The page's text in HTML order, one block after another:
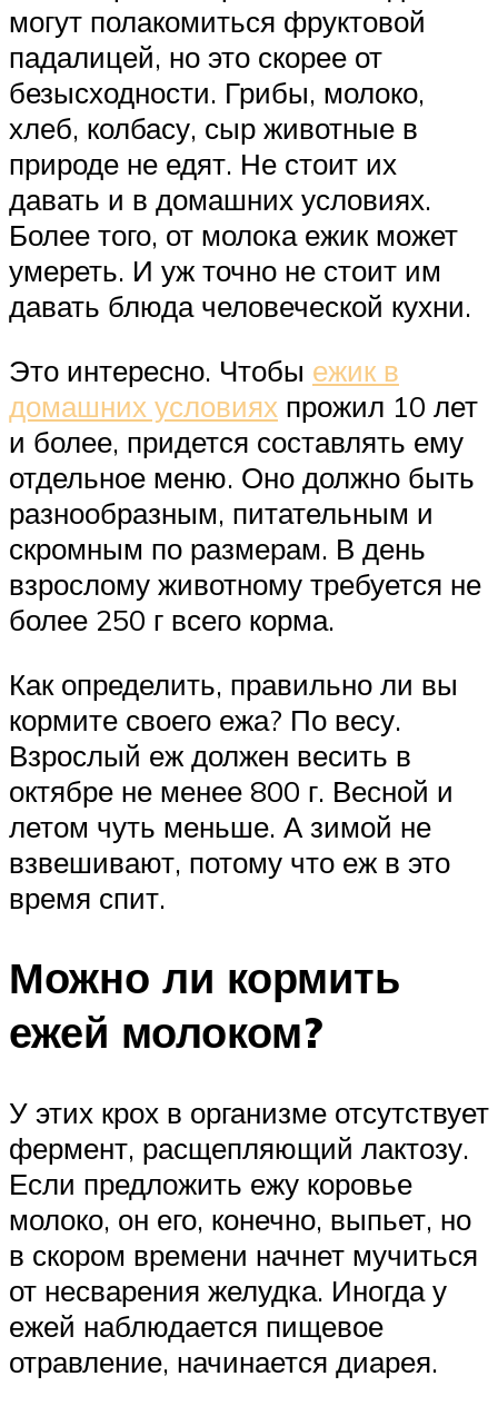
могут полакомиться фруктовой
падалицей, но это скорее от
безысходности. Грибы, молоко,
хлеб, колбасу, сыр животные в
природе не едят. Не стоит их
давать и в домашних условиях.
Более того, от молока ежик может
умереть. И уж точно не стоит им
давать блюда человеческой кухни.
Это интересно. Чтобы ежик в
домашних условиях прожил 10 лет
и более, придется составлять ему
отдельное меню. Оно должно быть
разнообразным, питательным и
скромным по размерам. В день
взрослому животному требуется не
более 250 г всего корма.
Как определить, правильно ли вы
кормите своего ежа? По весу.
Взрослый еж должен весить в
октябре не менее 800 г. Весной и
летом чуть меньше. А зимой не
взвешивают, потому что еж в это
время спит.
Можно ли кормить
ежей молоком?
У этих крох в организме отсутствует
фермент, расщепляющий лактозу.
Если предложить ежу коровье
молоко, он его, конечно, выпьет, но
в скором времени начнет мучиться
от несварения желудка. Иногда у
ежей наблюдается пищевое
отравление, начинается диарея.